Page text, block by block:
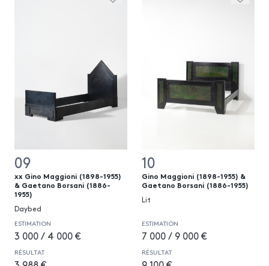
09
xx Gino Maggioni (1898-1955)
& Gaetano Borsani (1886-
1955)
Daybed
ESTIMATION
3 000 / 4 000 €
RÉSULTAT
10
Gino Maggioni (1898-1955) &
Gaetano Borsani (1886-1955)
Lit
ESTIMATION
7 000 / 9 000 €
RÉSULTAT